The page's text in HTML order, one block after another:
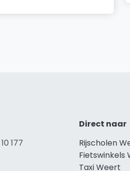
177
Direct naar
Rijscholen
Fietswinkels
Taxi Weert